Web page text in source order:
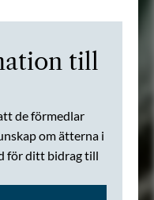
till
de förmedlar
om ätterna i
för ditt bidrag till